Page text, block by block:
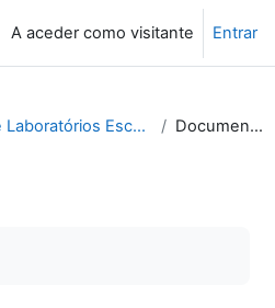
A aceder como visitante Entrar
Utilização e Organização de Laboratórios Escolares Documentos